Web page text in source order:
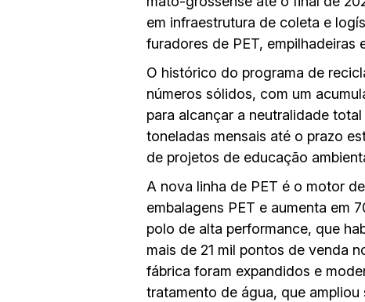
em infraestrutura de coleta e
furadores de PET, empilhadeiras
O histórico do programa de
números sólidos, com um
para alcançar a neutralidade
toneladas mensais até o prazo
de projetos de educação
A nova linha de PET é o motor
embalagens PET e aumenta em
polo de alta performance, que
mais de 21 mil pontos de venda
fábrica foram expandidos e
tratamento de água, que